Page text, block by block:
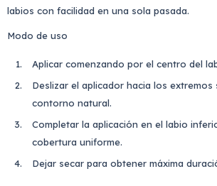
labios con facilidad en una sola pasada.
Modo de uso
Aplicar comenzando por el centro del
Deslizar el aplicador hacia los extremos
contorno natural.
Completar la aplicación en el labio
cobertura uniforme.
Dejar secar para obtener máxima